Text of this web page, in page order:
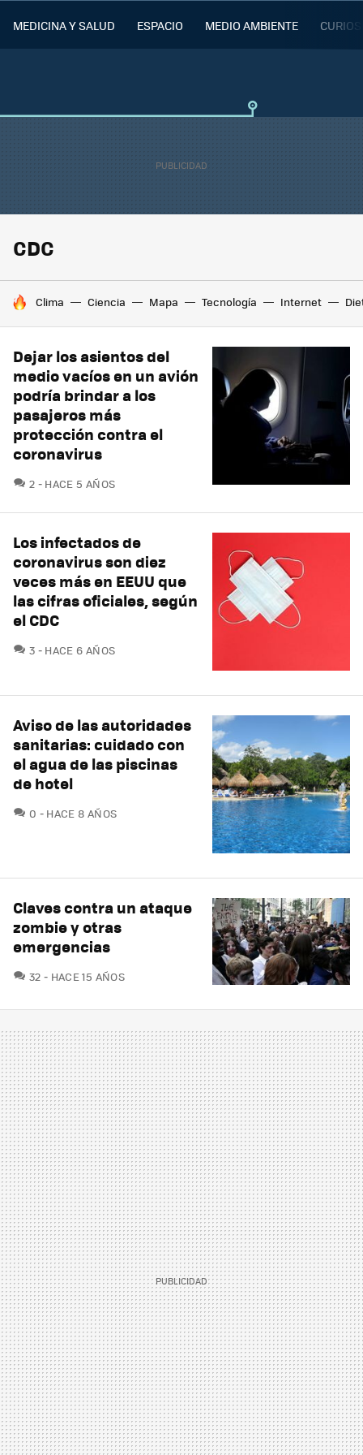
MEDICINA Y SALUD ESPACIO MEDIO AMBIENTE
CDC
HOY SE HABLA DE
Clima Ciencia Mapa Tecnología Internet
Dejar los asientos del
medio vacíos en un avión
podría brindar a los
pasajeros más
protección contra el
coronavirus
2 COMENTARIOS
HACE 5 AÑOS
Los infectados de
coronavirus son diez
veces más en EEUU que
las cifras oficiales, según
el CDC
3 COMENTARIOS
HACE 6 AÑOS
Aviso de las autoridades
sanitarias: cuidado con
el agua de las piscinas
de hotel
0 COMENTARIOS
HACE 8 AÑOS
Claves contra un ataque
zombie y otras
emergencias
32 COMENTARIOS
HACE 15 AÑOS